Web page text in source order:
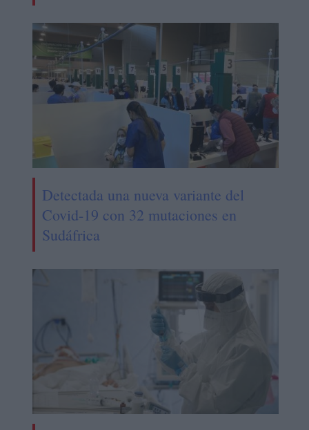
Detectada una nueva variante del
Covid-19 con 32 mutaciones en
Sudáfrica